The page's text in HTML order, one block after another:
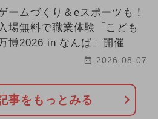
ームづくり＆eスポーツも！
場無料で職業体験「こども
博2026 in なんば」開催
2026-08-07
事をもっとみる